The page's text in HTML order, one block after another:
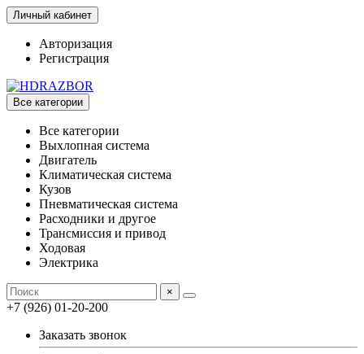
Личный кабинет
Авторизация
Регистрация
Все категории
Все категории
Выхлопная система
Двигатель
Климатическая система
Кузов
Пневматическая система
Расходники и другое
Трансмиссия и привод
Ходовая
Электрика
×
+7 (926) 01-20-200
Заказать звонок